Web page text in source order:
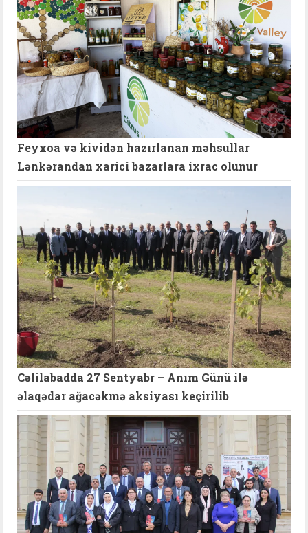
Feyxoa və kividən hazırlanan məhsullar
Lənkərandan xarici bazarlara ixrac olunur
Cəlilabadda 27 Sentyabr – Anım Günü ilə
əlaqədar ağacəkmə aksiyası keçirilib